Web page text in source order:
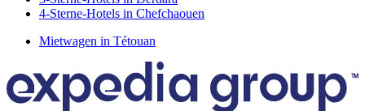
4-Sterne-Hotels in Chefchaouen
Mietwagen in Tétouan